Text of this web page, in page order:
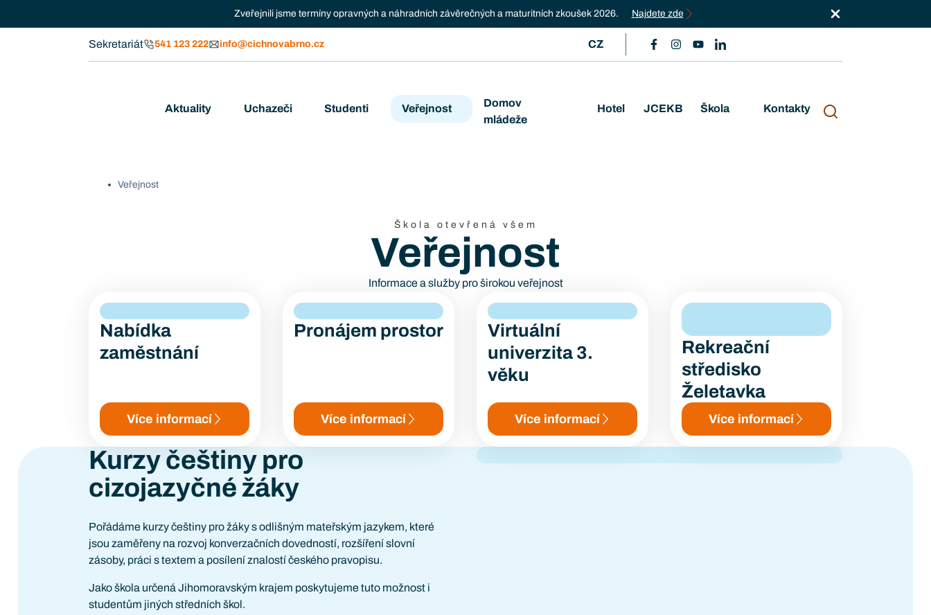
Zveřejnili jsme termíny opravných a náhradních závěrečných a maturitních zkoušek 2026. Najdete zde
Sekretariát 541 123 222 info@cichnovabrno.cz CZ
Aktuality Uchazeči Studenti Veřejnost
Domov
mládeže
Hotel JCEKB Škola Kontakty
Veřejnost
Škola otevřená všem
Veřejnost
Informace a služby pro širokou veřejnost
Nabídka
zaměstnání
Více informací
Pronájem prostor
Více informací
Virtuální
univerzita 3.
věku
Více informací
Rekreační
středisko
Želetavka
Více informací
Kurzy češtiny pro
cizojazyčné žáky
Pořádáme kurzy češtiny pro žáky s odlišným mateřským jazykem, které
jsou zaměřeny na rozvoj konverzačních dovedností, rozšíření slovní
zásoby, práci s textem a posílení znalostí českého pravopisu.
Jako škola určená Jihomoravským krajem poskytujeme tuto možnost i
studentům jiných středních škol.